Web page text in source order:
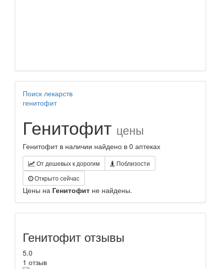
Поиск лекарств
генитофит
Генитофит цены
Генитофит в наличии найдено в 0 аптеках
От дешевых к дорогим
Поблизости
Открыто сейчас
Цены на Генитофит не найдены.
Генитофит отзывы
5.0
1 отзыв